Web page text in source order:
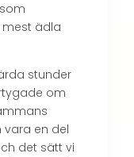
mest ädla
stunder
om
en del
det sätt vi